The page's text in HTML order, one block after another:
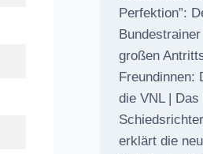
Perfektion”:
großen
Freundinnen:
die VNL |
erklärt die